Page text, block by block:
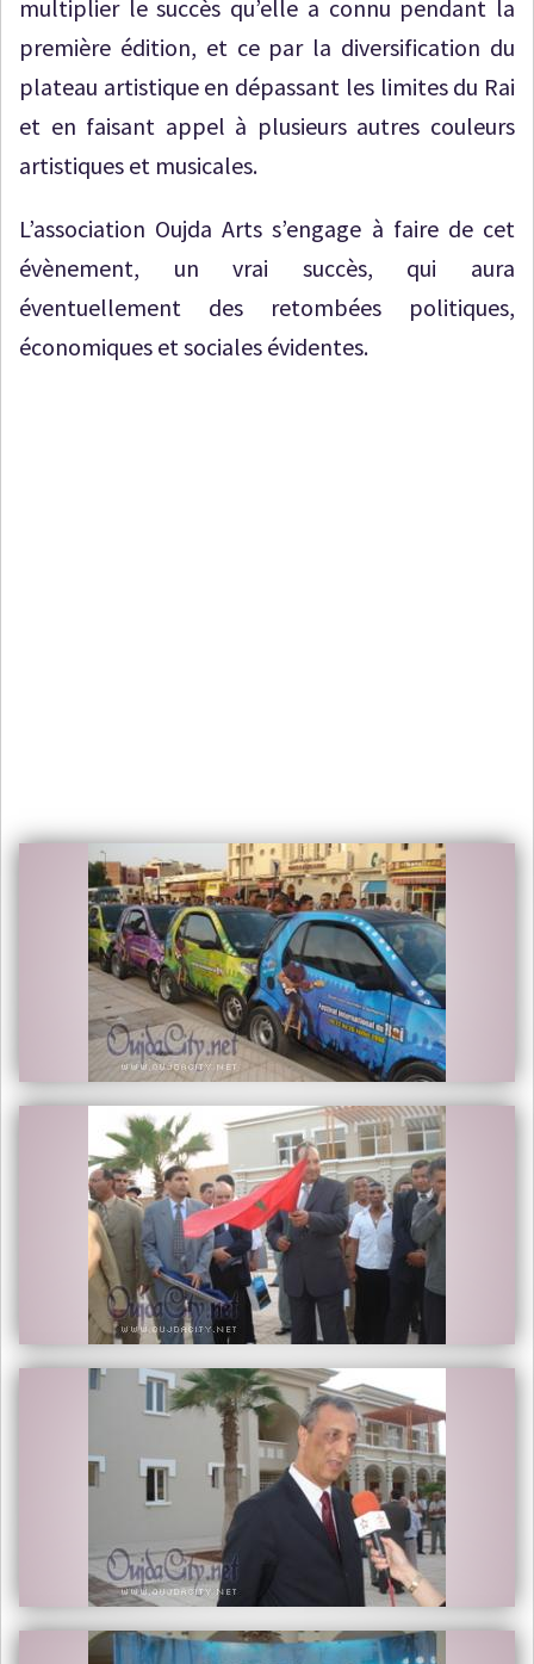
multiplier le succès qu’elle a connu pendant la
première édition, et ce par la diversification du
plateau artistique en dépassant les limites du Rai
et en faisant appel à plusieurs autres couleurs
artistiques et musicales.
L’association Oujda Arts s’engage à faire de cet
évènement, un vrai succès, qui aura
éventuellement des retombées politiques,
économiques et sociales évidentes.